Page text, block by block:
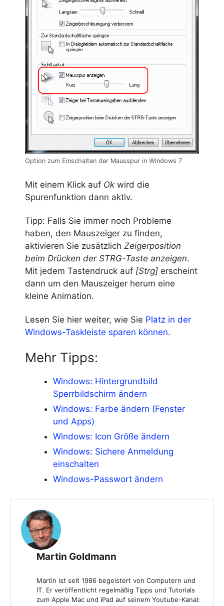
Option zum Einschalten der Mausspur in Windows 7
Mit einem Klick auf Ok wird die
Spurenfunktion dann aktiv.
Tipp: Falls Sie immer noch Probleme
haben, den Mauszeiger zu finden,
aktivieren Sie zusätzlich Zeigerposition
beim Drücken der STRG-Taste anzeigen.
Mit jedem Tastendruck auf [Strg] erscheint
dann um den Mauszeiger herum eine
kleine Animation.
Lesen Sie hier weiter, wie Sie Platz in der
Windows-Taskleiste sparen können.
Mehr Tipps:
Windows: Hintergrundbild
Sperrbildschirm ändern
Windows: Farbe ändern (Fenster
und Apps)
Windows: Icon Größe ändern
Windows: Sichere Anmeldung
einschalten
Windows-Passwort ändern
Martin Goldmann
Martin ist seit 1986 begeistert von Computern und
IT. Er veröffentlicht regelmäßig Tipps und Tutorials
zum Apple Mac und iPad auf seinem Youtube-Kanal: